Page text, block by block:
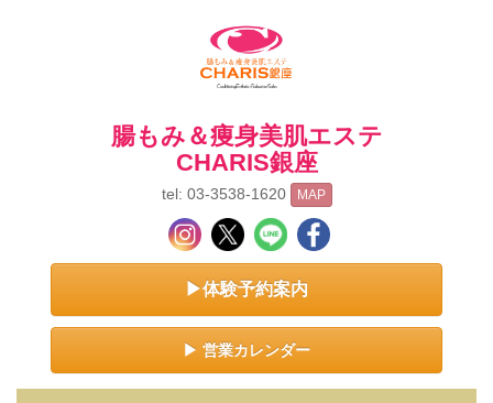
腸もみ＆痩身美肌エステ
CHARIS銀座
tel: 03-3538-1620 MAP
▶体験予約案内
▶ 営業カレンダー